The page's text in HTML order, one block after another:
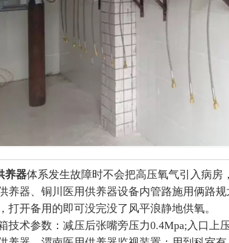
养器体系发生故障时不会把高压氧气引入病
养器、铜川医用供养器设备内管路施用俩路
打开备用的即可没完没了风平浪静地供氧。
术参数：减压后张嘴旁压力0.4Mpa;入口上压